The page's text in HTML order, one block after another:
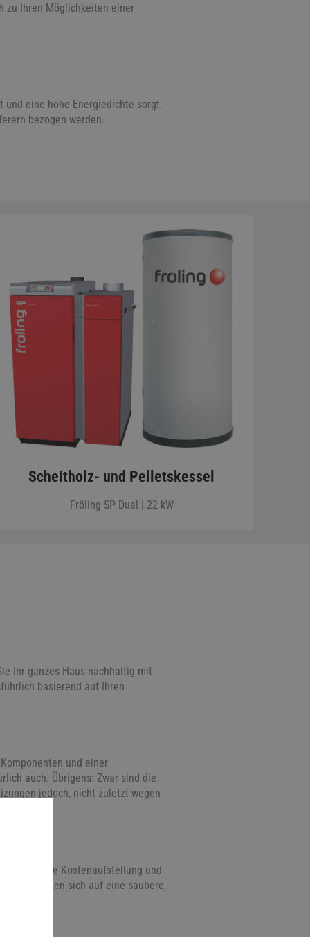
zu Ihren Möglichkeiten einer
eine hohe Energiedichte sorgt.
bezogen werden.
Scheitholz- und Pelletskessel
Fröling SP Dual | 22 kW
Ihr ganzes Haus nachhaltig mit
basierend auf Ihren
und einer
auch. Übrigens: Zwar sind die
jedoch, nicht zuletzt wegen
Kostenaufstellung und
und können sich auf eine saubere,